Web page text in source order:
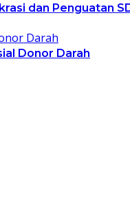
dan Penguatan
Donor Darah